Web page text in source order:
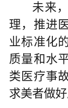
未来
理，推进
业标准化
质量和水
类医疗事
求美者做好